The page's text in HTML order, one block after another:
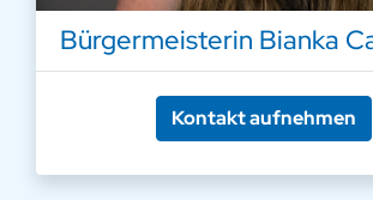
Bürgermeisterin Bianka
Kontakt aufnehmen